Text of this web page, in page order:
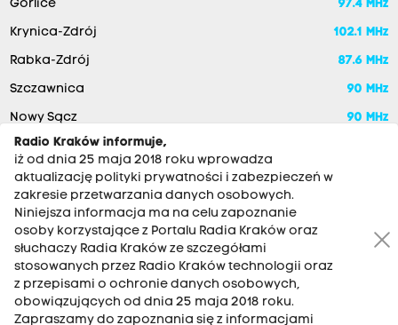
Gorlice 97.4 MHz
Krynica-Zdrój 102.1 MHz
Rabka-Zdrój 87.6 MHz
Szczawnica 90 MHz
Nowy Sącz 90 MHz
RADIO KRAKÓW SA. Aleja Juliusza Słowackiego 22, 30-007
Kraków
Antena: 12 200 33 33
Radio Kraków informuje,
iż od dnia 25 maja 2018 roku wprowadza
aktualizację polityki prywatności i zabezpieczeń w
zakresie przetwarzania danych osobowych.
Niniejsza informacja ma na celu zapoznanie
osoby korzystające z Portalu Radia Kraków oraz
słuchaczy Radia Kraków ze szczegółami
stosowanych przez Radio Kraków technologii oraz
z przepisami o ochronie danych osobowych,
obowiązujących od dnia 25 maja 2018 roku.
Zapraszamy do zapoznania się z informacjami